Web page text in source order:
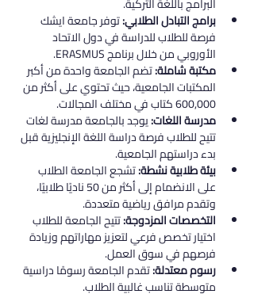
برامج التبادل الطلابي: توفر جامعة ايشك
فرصة للطلاب للدراسة في دول الاتحاد
الأوروبي من خلال برنامج ERASMUS.
مكتبة شاملة: تضم الجامعة واحدة من أكبر
المكتبات الجامعية، حيث تحتوي على أكثر من
600,000 كتاب في مختلف المجالات.
مدرسة اللغات: يوجد بالجامعة مدرسة لغات
تتيح للطلاب فرصة دراسة اللغة الإنجليزية قبل
بدء دراستهم الجامعية.
بيئة طلابية نشطة: تشجع الجامعة الطلاب
على الانضمام إلى أكثر من 50 ناديًا طلابيًا،
وتقدم مرافق رياضية متعددة.
التخصصات المزدوجة: تتيح الجامعة للطلاب
اختيار تخصص فرعي لتعزيز مهاراتهم وزيادة
فرصهم في سوق العمل.
رسوم معتدلة: تقدم الجامعة رسومًا دراسية
متوسطة تناسب غالبية الطلاب.